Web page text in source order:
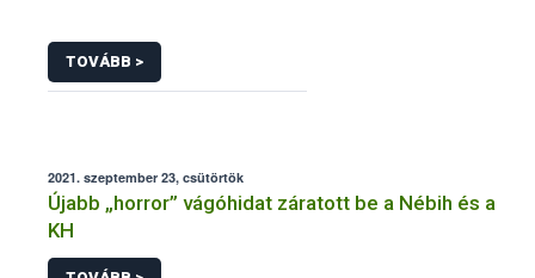
TOVÁBB >
2021. szeptember 23, csütörtök
Újabb „horror” vágóhidat záratott be a Nébih és a
KH